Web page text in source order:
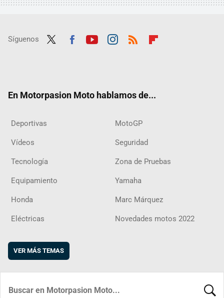
Síguenos
En Motorpasion Moto hablamos de...
Deportivas MotoGP
Vídeos Seguridad
Tecnología Zona de Pruebas
Equipamiento Yamaha
Honda Marc Márquez
Eléctricas Novedades motos 2022
VER MÁS TEMAS